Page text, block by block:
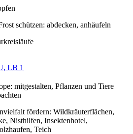
schützen: abdecken, anhäufeln
LB 1
mitgestalten, Pflanzen und Tiere
fördern: Wildkräuterflächen,
Nisthilfen, Insektenhotel,
Teich